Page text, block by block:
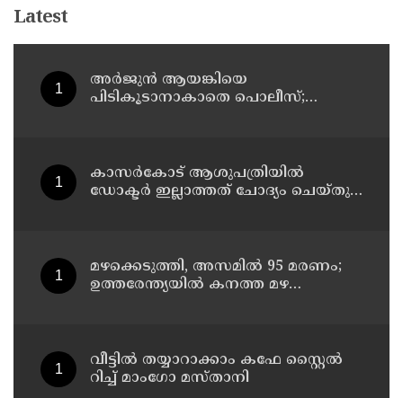
Latest
അർജുൻ ആയങ്കിയെ
പിടികൂടാനാകാതെ പൊലീസ്;
കാസർകോട് ആശുപത്രിയിൽ
ഡോക്ടർ ഇല്ലാത്തത് ചോദ്യം ചെയ്തു ;
മഴക്കെടുത്തി, അസമിൽ 95 മരണം;
ഉത്തരേന്ത്യയില്‍ കനത്ത മഴ
വീട്ടിൽ തയ്യാറാക്കാം കഫേ സ്റ്റൈൽ
റിച്ച് മാംഗോ മസ്താനി